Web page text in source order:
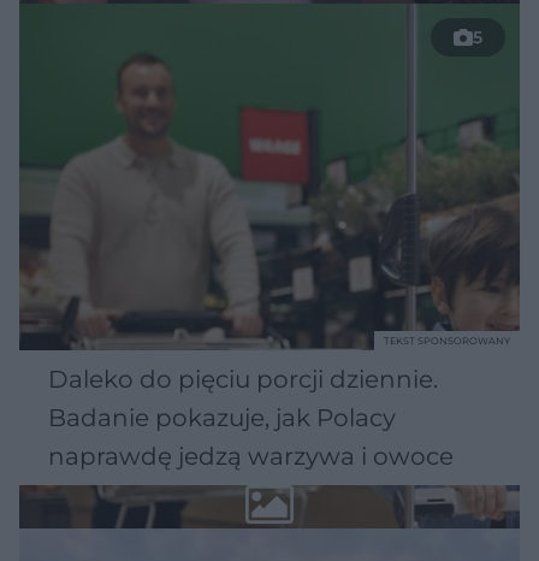
5
Daleko do pięciu porcji dziennie.
Badanie pokazuje, jak Polacy
naprawdę jedzą warzywa i owoce
TEKST SPONSOROWANY